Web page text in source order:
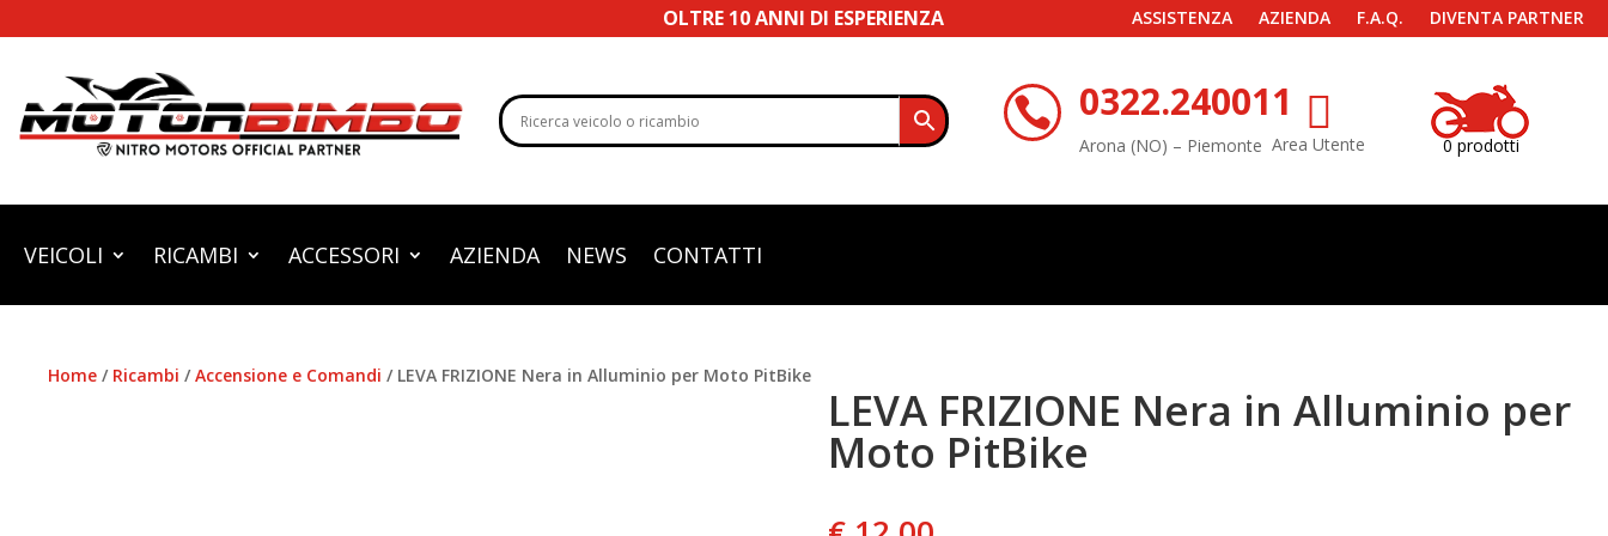
OLTRE 10 ANNI DI ESPERIENZA ASSISTENZA AZIENDA F.A.Q. DIVENTA PARTNER
 0322.240011
Arona (NO) – Piemonte

Area Utente 0 prodotti
VEICOLI RICAMBI ACCESSORI AZIENDA NEWS CONTATTI
Home / Ricambi /Accensione e Comandi / LEVA FRIZIONE Nera in Alluminio per Moto PitBike
LEVA FRIZIONE Nera in Alluminio per
Moto PitBike